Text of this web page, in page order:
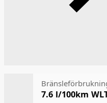
7.6 l/100km